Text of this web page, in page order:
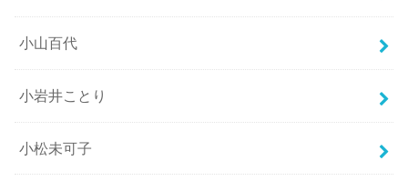
小山百代
小岩井ことり
小松未可子